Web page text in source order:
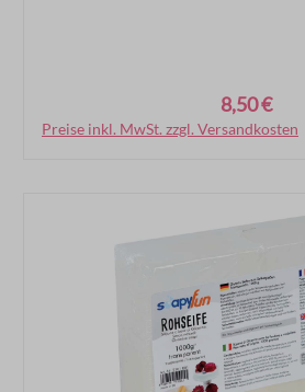
8,50 €
Preise inkl. MwSt. zzgl. Versandkosten
In den Warenkorb